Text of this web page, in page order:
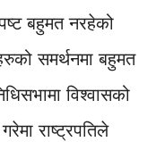
बहुमत नरहेको
समर्थनमा बहुमत
विश्वासको
राष्ट्रपतिले